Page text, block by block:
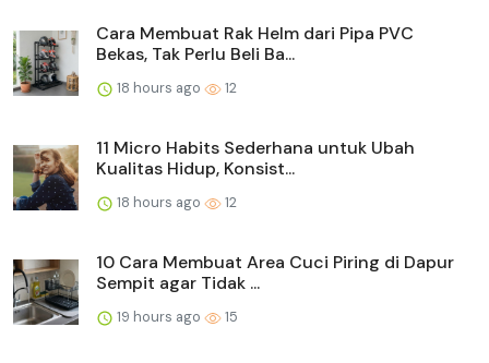
Cara Membuat Rak Helm dari Pipa PVC
Bekas, Tak Perlu Beli Ba...
18 hours ago 12
11 Micro Habits Sederhana untuk Ubah
Kualitas Hidup, Konsist...
18 hours ago 12
10 Cara Membuat Area Cuci Piring di Dapur
Sempit agar Tidak ...
19 hours ago 15